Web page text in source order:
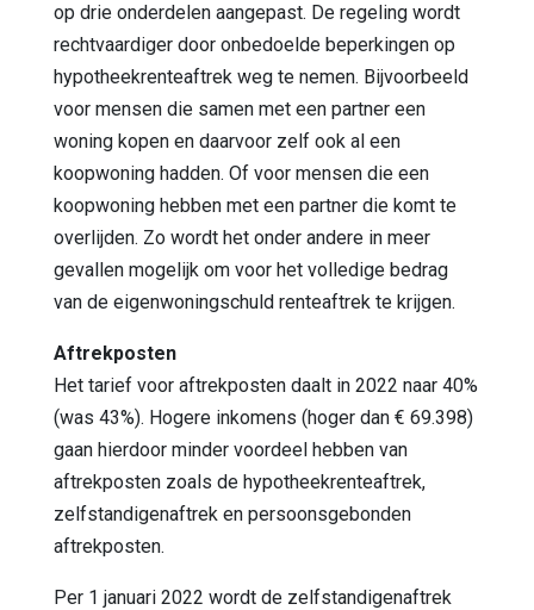
op drie onderdelen aangepast. De regeling wordt
rechtvaardiger door onbedoelde beperkingen op
hypotheekrenteaftrek weg te nemen. Bijvoorbeeld
voor mensen die samen met een partner een
woning kopen en daarvoor zelf ook al een
koopwoning hadden. Of voor mensen die een
koopwoning hebben met een partner die komt te
overlijden. Zo wordt het onder andere in meer
gevallen mogelijk om voor het volledige bedrag
van de eigenwoningschuld renteaftrek te krijgen.
Aftrekposten
Het tarief voor aftrekposten daalt in 2022 naar 40%
(was 43%). Hogere inkomens (hoger dan € 69.398)
gaan hierdoor minder voordeel hebben van
aftrekposten zoals de hypotheekrenteaftrek,
zelfstandigenaftrek en persoonsgebonden
aftrekposten.
Per 1 januari 2022 wordt de zelfstandigenaftrek